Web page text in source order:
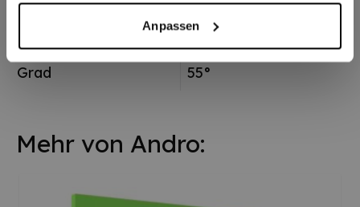
Anpassen
Hart
Grad
55°
Mehr von Andro: